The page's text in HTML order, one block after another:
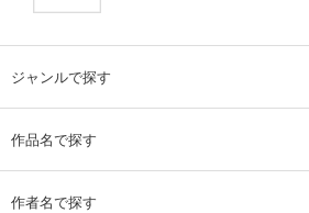
ジャンルで探す
作品名で探す
作者名で探す